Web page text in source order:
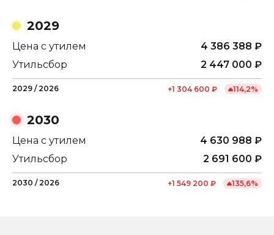
2029
Цена с утилем 4 386 388 ₽
Утильсбор
2 447 000 ₽
2029 / 2026 +1 304 600 ₽ 114,2%
2030
Цена с утилем 4 630 988 ₽
Утильсбор
2 691 600 ₽
2030 / 2026 +1 549 200 ₽ 135,6%